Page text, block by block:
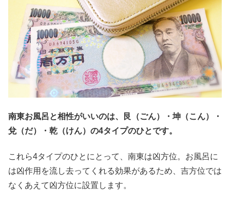
南東お風呂と相性がいいのは、艮（ごん）・坤（こん）・
兌（だ）・乾（けん）の4タイプのひとです。
これら4タイプのひとにとって、南東は凶方位。お風呂に
は凶作用を流し去ってくれる効果があるため、吉方位では
なくあえて凶方位に設置します。